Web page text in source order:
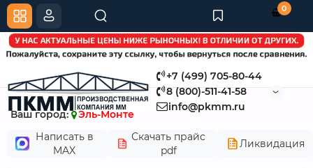
+7 (499) 705-80-44
8 (800)-511-41-58
info@pkmm.ru
Ваш город:
Эль-Монте
Написать в
MAX
Скачать прайс
pdf
Ликвидация
0